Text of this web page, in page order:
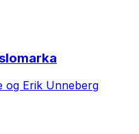
og Erik Unneberg